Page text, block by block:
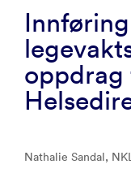
oppdrag
Nathalie Sandal,